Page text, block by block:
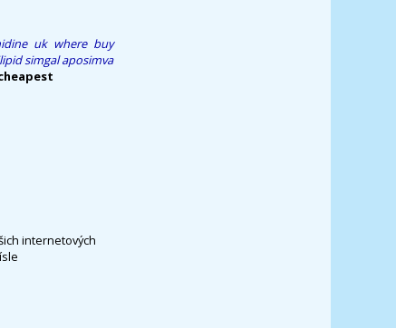
uk where buy
simgal aposimva
internetových